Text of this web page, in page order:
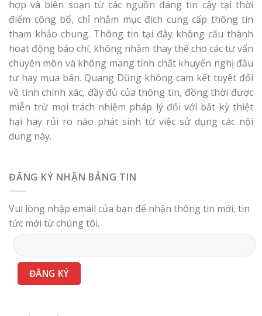
hợp và biên soạn từ các nguồn đáng tin cậy tại thời
điểm công bố, chỉ nhằm mục đích cung cấp thông tin
tham khảo chung. Thông tin tại đây không cấu thành
hoạt động báo chí, không nhằm thay thế cho các tư vấn
chuyên môn và không mang tính chất khuyến nghị đầu
tư hay mua bán. Quang Dũng không cam kết tuyệt đối
về tính chính xác, đầy đủ của thông tin, đồng thời được
miễn trừ mọi trách nhiệm pháp lý đối với bất kỳ thiệt
hại hay rủi ro nào phát sinh từ việc sử dụng các nội
dung này.
ĐĂNG KÝ NHẬN BẢNG TIN
Vui lòng nhập email của bạn để nhận thông tin mới, tin
tức mới từ chúng tôi.